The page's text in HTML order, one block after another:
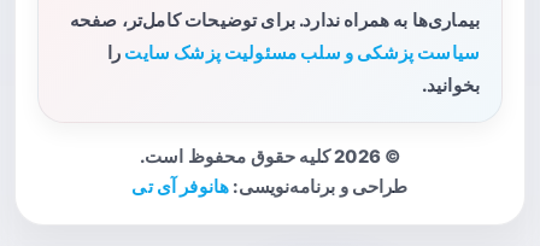
بیماری‌ها به همراه ندارد. برای توضیحات کامل‌تر، صفحه
سیاست پزشکی و سلب مسئولیت پزشک سایت را
بخوانید.
© 2026 کلیه حقوق محفوظ است.
طراحی و برنامه‌نویسی: هانوفر آی تی